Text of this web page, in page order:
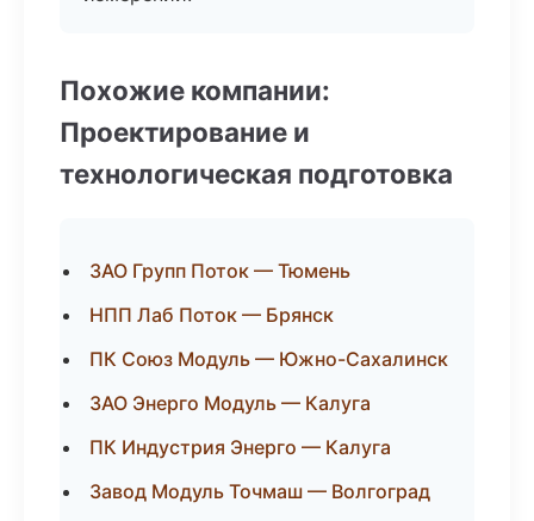
Похожие компании:
Проектирование и
технологическая подготовка
ЗАО Групп Поток — Тюмень
НПП Лаб Поток — Брянск
ПК Союз Модуль — Южно-Сахалинск
ЗАО Энерго Модуль — Калуга
ПК Индустрия Энерго — Калуга
Завод Модуль Точмаш — Волгоград